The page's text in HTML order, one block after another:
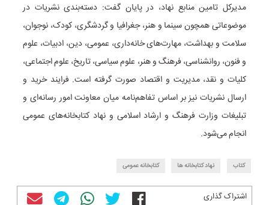
مدیرکل تامین منابع نهاد، در پایان گفت: دسته‌بندی نشریات در
موضوعاتی همچون سینما و هنر، جغرافیا و گردشگری، کودک، نوجوان،
سلامت و بهداشت، مهارت‌های خانه‌داری، عمومی، دین، ادبیات، علوم
و فنون، روانشناسی، فرهنگ و هنر، علوم سیاسی، تاریخ، علوم اجتماعی،
کلیات و نقد، مدیریت و اقتصاد صورت گرفته است. فرایند خرید و
ارسال نشریات نیز بر اساس تفاهم‌نامه میان معاونت امور رسانه‌ای و
تبلیغات وزارت فرهنگ و ارشاد اسلامی و نهاد کتابخانه‌های عمومی
انجام می‌شود.
کتاب نهاد کتابخانه ها کتابخانه عمومی
اشتراک گذاری